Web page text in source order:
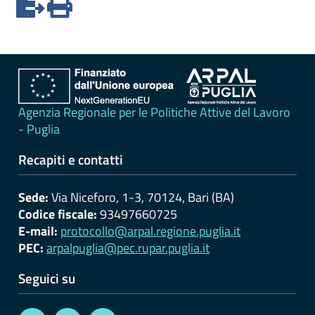
Agenzia Regionale per le Politiche Attive del Lavoro
- Puglia
Recapiti e contatti
Sede:Via Niceforo, 1-3, 70124, Bari (BA)
Codice fiscale:93497660725
E-mail: protocollo@arpal.regione.puglia.it
PEC:arpalpuglia@pec.rupar.puglia.it
Seguici su
dell'amministrazione
Opere
pubbliche
Pianificazione
governo
del
territorio
Informazioni
ambientali